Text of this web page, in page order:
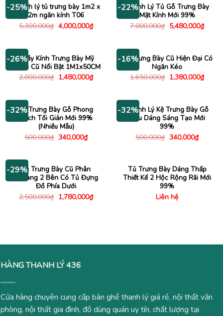
-25%
Thanh lý tủ trưng bày 1m2 x
2m ngăn kính T06
5,300,000₫ Giá
gốc
4,000,000₫Giá
hiện
4,000,000₫.
-22%
Thanh Lý Tủ Gỗ Trưng Bày
Mặt Kính Mới 99%
7,000,000₫ Giá
gốc
5,480,000₫Giá
hiện
-26%Quầy Kính Trưng Bày Mỹ
Phẩm Cũ Nổi Bật 1M1x50CM
2,000,000₫ Giá
gốc
1,480,000₫Giá
hiện
1,480,000₫.
-16%
Tủ Trưng Bày Cũ Hiện Đại Có
Ngăn Kéo
1,650,000₫ Giá
gốc
1,380,000₫Giá
hiện
-32%Kệ Trưng Bày Gỗ Phong
Cách Tối Giản Mới 99%
(Nhiều Mẫu)
500,000₫ Giá
340,000₫Giá
hiện
-32%
Thanh Lý Kệ Trưng Bày Gỗ
Kiểu Dáng Sáng Tạo Mới
99%
500,000₫ Giá
340,000₫Giá
hiện
-29%Kệ Trưng Bày Cũ Phân
Khoang 2 Bên Có Tủ Đựng
Đồ Phía Dưới
2,500,000₫ Giá
gốc
1,780,000₫Giá
hiện
Tủ Trưng Bày Dáng Thấp
Thiết Kế 2 Hộc Rộng Rãi Mới
99%
Liên hệ
HÀNG THANH LÝ 436
Cửa hàng chuyên cung cấp bàn ghế thanh lý giá rẻ, nội thất văn
phòng, nội thất gia đình, đồ dùng quán uy tín, chất lượng tại